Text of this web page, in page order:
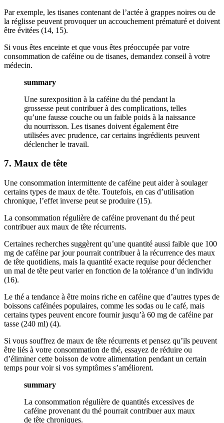
Par exemple, les tisanes contenant de l’actée à grappes noires ou de
la réglisse peuvent provoquer un accouchement prématuré et doivent
être évitées (14, 15).
Si vous êtes enceinte et que vous êtes préoccupée par votre
consommation de caféine ou de tisanes, demandez conseil à votre
médecin.
summary
Une surexposition à la caféine du thé pendant la
grossesse peut contribuer à des complications, telles
qu’une fausse couche ou un faible poids à la naissance
du nourrisson. Les tisanes doivent également être
utilisées avec prudence, car certains ingrédients peuvent
déclencher le travail.
7. Maux de tête
Une consommation intermittente de caféine peut aider à soulager
certains types de maux de tête. Toutefois, en cas d’utilisation
chronique, l’effet inverse peut se produire (15).
La consommation régulière de caféine provenant du thé peut
contribuer aux maux de tête récurrents.
Certaines recherches suggèrent qu’une quantité aussi faible que 100
mg de caféine par jour pourrait contribuer à la récurrence des maux
de tête quotidiens, mais la quantité exacte requise pour déclencher
un mal de tête peut varier en fonction de la tolérance d’un individu
(16).
Le thé a tendance à être moins riche en caféine que d’autres types de
boissons caféinées populaires, comme les sodas ou le café, mais
certains types peuvent encore fournir jusqu’à 60 mg de caféine par
tasse (240 ml) (4).
Si vous souffrez de maux de tête récurrents et pensez qu’ils peuvent
être liés à votre consommation de thé, essayez de réduire ou
d’éliminer cette boisson de votre alimentation pendant un certain
temps pour voir si vos symptômes s’améliorent.
summary
La consommation régulière de quantités excessives de
caféine provenant du thé pourrait contribuer aux maux
de tête chroniques.